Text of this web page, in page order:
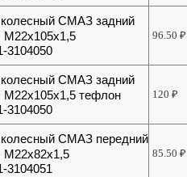
СМАЗ задний
3104050
96.50₽
СМАЗ задний
тефлон
3104050
120₽
СМАЗ передний
3104051
85.50₽